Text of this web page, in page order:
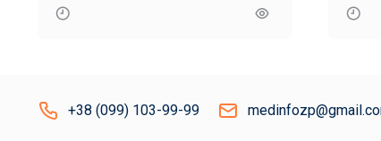
+38 (099) 103-99-99